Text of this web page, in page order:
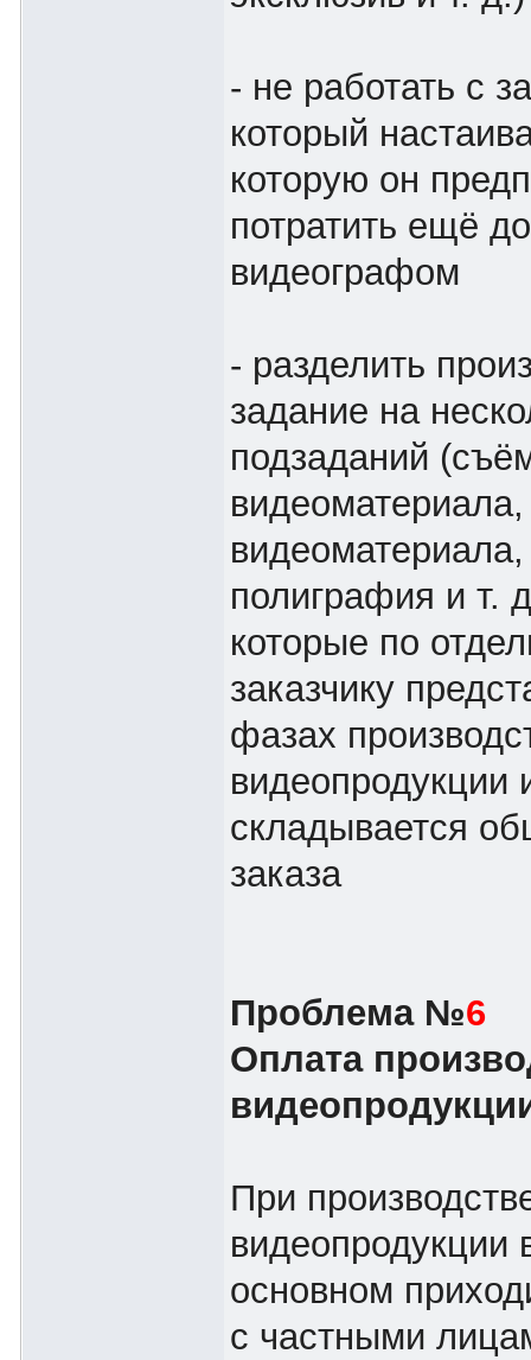
- не работать с
который
которую он
потратить ещё
видеографом
- разделить
задание на
подзаданий
полиграфия и т.
которые по
заказчику
фазах
видеопродукции
складывается
заказа
Проблема №6
Оплата
При
видеопродукции
основном
с частными